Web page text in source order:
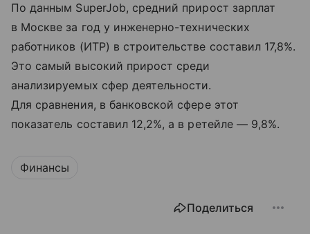
По данным SuperJob, средний прирост зарплат
в Москве за год у инженерно-технических
работников (ИТР) в строительстве составил 17,8%.
Это самый высокий прирост среди
анализируемых сфер деятельности.
Для сравнения, в банковской сфере этот
показатель составил 12,2%, а в ретейле — 9,8%.
Финансы
Поделиться